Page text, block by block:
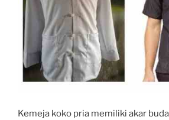
Kemeja koko pria memiliki akar